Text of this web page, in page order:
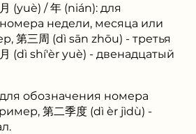
(yuè) / 年 (nián): для
недели, месяца или
第三周 (dì sān zhōu) - третья
(dì shí'èr yuè) - двенадцатый
для обозначения номера
第二季度 (dì èr jìdù) -